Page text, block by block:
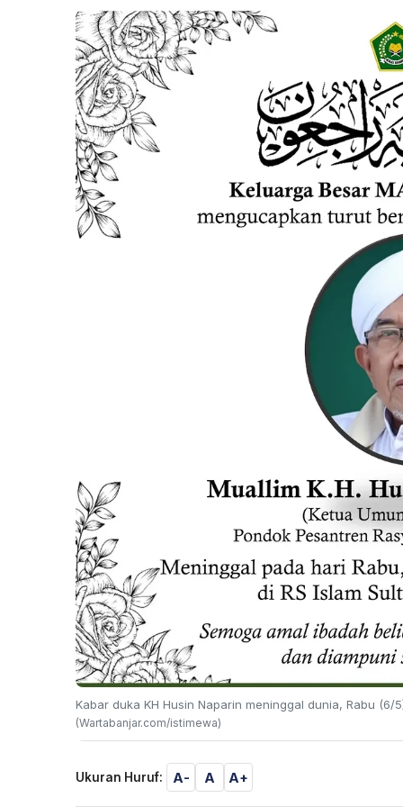
Kabar duka KH Husin Naparin meninggal dunia, Rabu (6/
(Wartabanjar.com/istimewa)
Ukuran Huruf: A- A A+